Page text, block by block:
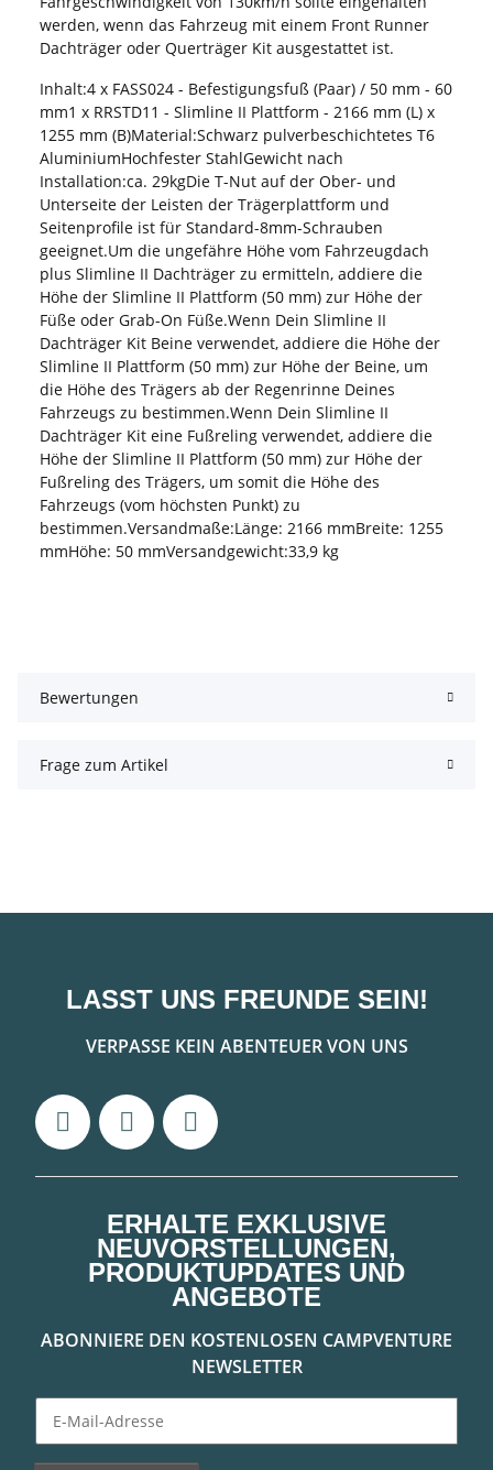
werden, wenn das Fahrzeug mit einem Front Runner
Dachträger oder Querträger Kit ausgestattet ist.
Inhalt:4 x FASS024 - Befestigungsfuß (Paar) / 50 mm - 60
mm1 x RRSTD11 - Slimline II Plattform - 2166 mm (L) x
1255 mm (B)Material:Schwarz pulverbeschichtetes T6
AluminiumHochfester StahlGewicht nach
Installation:ca. 29kgDie T-Nut auf der Ober- und
Unterseite der Leisten der Trägerplattform und
Seitenprofile ist für Standard-8mm-Schrauben
geeignet.Um die ungefähre Höhe vom Fahrzeugdach
plus Slimline II Dachträger zu ermitteln, addiere die
Höhe der Slimline II Plattform (50 mm) zur Höhe der
Füße oder Grab-On Füße.Wenn Dein Slimline II
Dachträger Kit Beine verwendet, addiere die Höhe der
Slimline II Plattform (50 mm) zur Höhe der Beine, um
die Höhe des Trägers ab der Regenrinne Deines
Fahrzeugs zu bestimmen.Wenn Dein Slimline II
Dachträger Kit eine Fußreling verwendet, addiere die
Höhe der Slimline II Plattform (50 mm) zur Höhe der
Fußreling des Trägers, um somit die Höhe des
Fahrzeugs (vom höchsten Punkt) zu
bestimmen.Versandmaße:Länge: 2166 mmBreite: 1255
mmHöhe: 50 mmVersandgewicht:33,9 kg
Bewertungen
Frage zum Artikel
LASST UNS FREUNDE SEIN!
VERPASSE KEIN ABENTEUER VON UNS
ERHALTE EXKLUSIVE
NEUVORSTELLUNGEN,
PRODUKTUPDATES UND
ANGEBOTE
ABONNIERE DEN KOSTENLOSEN CAMPVENTURE
NEWSLETTER